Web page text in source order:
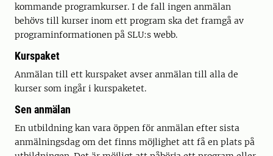
kommande programkurser. I de fall ingen anmälan
behövs till kurser inom ett program ska det framgå av
programinformationen på SLU:s webb.
Kurspaket
Anmälan till ett kurspaket avser anmälan till alla de
kurser som ingår i kurspaketet.
Sen anmälan
En utbildning kan vara öppen för anmälan efter sista
anmälningsdag om det finns möjlighet att få en plats på